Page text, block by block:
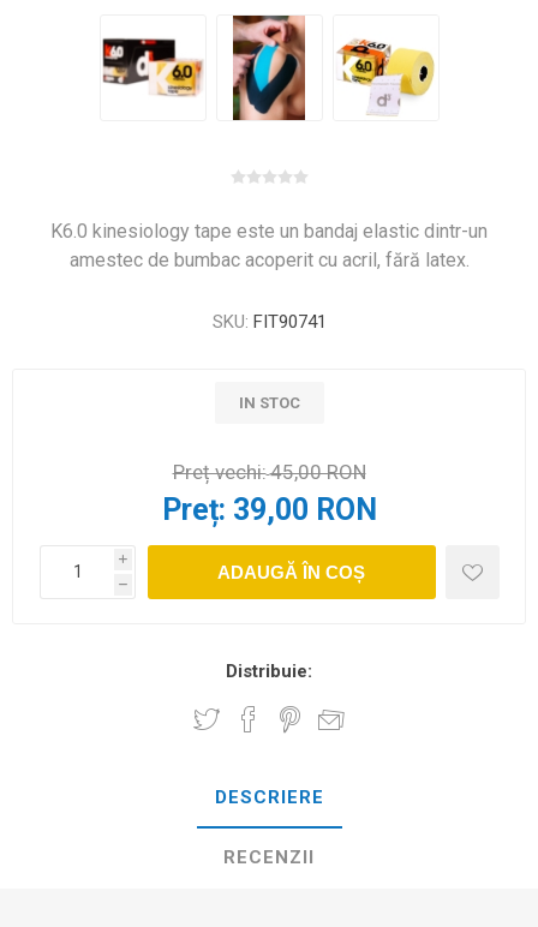
K6.0 kinesiology tape este un bandaj elastic dintr-un
amestec de bumbac acoperit cu acril, fără latex.
SKU: FIT90741
IN STOC
Preț vechi:45,00 RON
Preț: 39,00 RON
i
h
ADAUGĂ ÎN COȘ
Distribuie:
DESCRIERE
RECENZII